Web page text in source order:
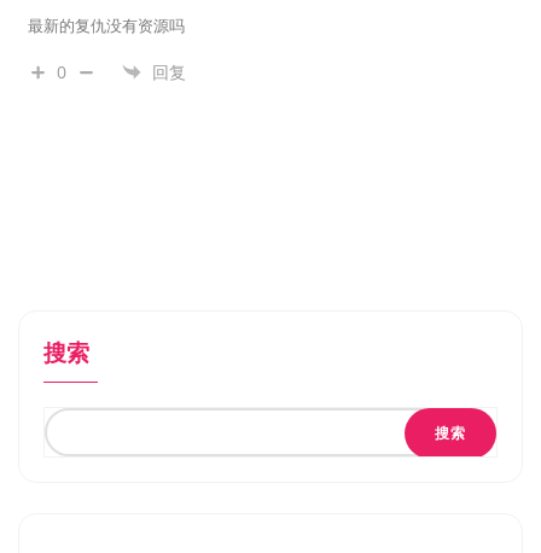
最新的复仇没有资源吗
0 回复
搜索
搜索